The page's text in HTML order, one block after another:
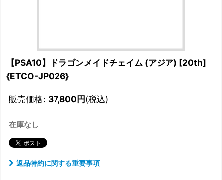
【PSA10】ドラゴンメイドチェイム (アジア) [20th]
{ETCO-JP026}
販売価格: 37,800円(税込)
在庫なし
返品特約に関する重要事項